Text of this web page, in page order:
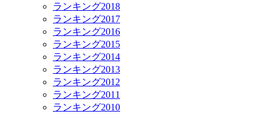
ランキング2018
ランキング2017
ランキング2016
ランキング2015
ランキング2014
ランキング2013
ランキング2012
ランキング2011
ランキング2010